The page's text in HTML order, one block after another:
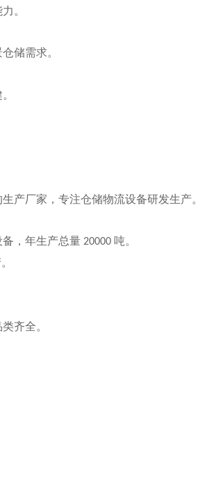
。
储需求。
产厂家，专注仓储物流设备研发生产。
，年生产总量 20000 吨。
齐全。